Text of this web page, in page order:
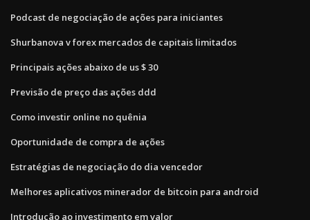
Podcast de negociação de ações para iniciantes
Shurbanova v forex mercados de capitais limitados
Principais ações abaixo de us $ 30
Previsão de preço das ações ddd
Como investir online no quênia
Oportunidade de compra de ações
Estratégias de negociação do dia vencedor
Melhores aplicativos minerador de bitcoin para android
Introdução ao investimento em valor